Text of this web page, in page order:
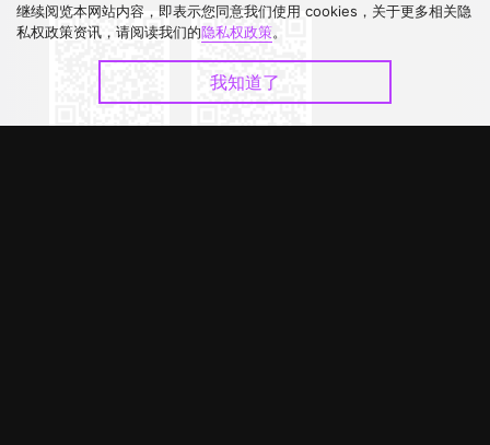
继续阅览本网站内容，即表示您同意我们使用 cookies，关于更多相关隐
私权政策资讯，请阅读我们的隐私权政策。
我知道了